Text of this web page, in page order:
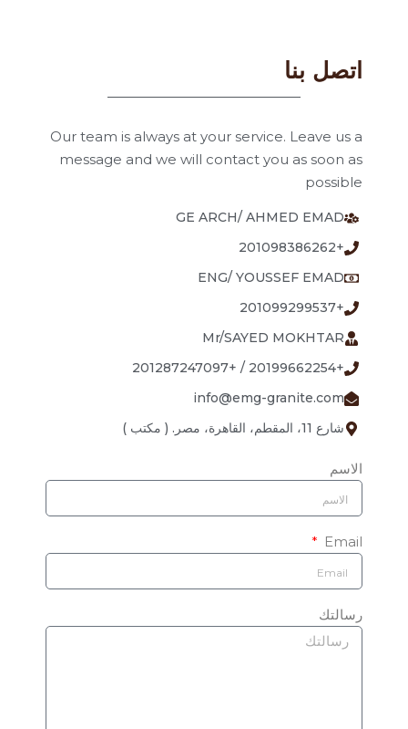
اتصل بنا​
Our team is always at your service. Leave us a
message and we will contact you as soon as
possible
GE ARCH/ AHMED EMAD
+201098386262
ENG/ YOUSSEF EMAD
+201099299537
Mr/SAYED MOKHTAR
+20199662254 / +201287247097
info@emg-granite.com
شارع 11، المقطم، القاهرة، مصر. ( مكتب )
الاسم
Email
رسالتك